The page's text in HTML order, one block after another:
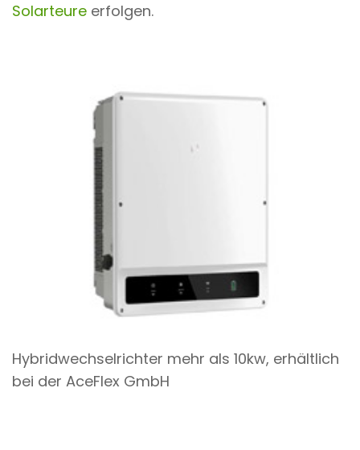
Solarteure erfolgen.
Hybridwechselrichter mehr als 10kw, erhältlich
bei der AceFlex GmbH